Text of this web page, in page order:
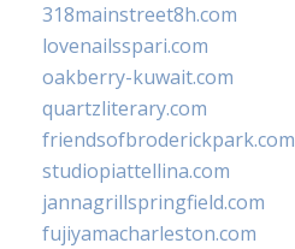
318mainstreet8h.com
lovenailsspari.com
oakberry-kuwait.com
quartzliterary.com
friendsofbroderickpark.com
studiopiattellina.com
jannagrillspringfield.com
fujiyamacharleston.com